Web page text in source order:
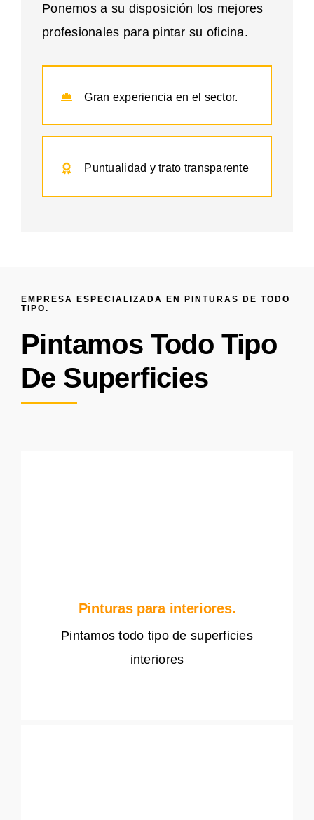
Ponemos a su disposición los mejores
profesionales para pintar su oficina.
Gran experiencia en el sector.
Puntualidad y trato transparente
EMPRESA ESPECIALIZADA EN PINTURAS DE TODO
TIPO.
Pintamos Todo Tipo
De Superficies
Pinturas para interiores.
Pintamos todo tipo de superficies
interiores